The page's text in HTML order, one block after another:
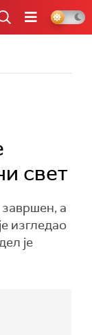
свет
а
изгледао
је